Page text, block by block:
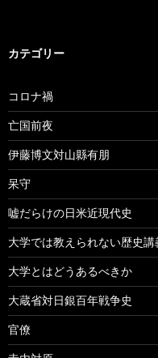
カテゴリー
コロナ禍
亡国前夜
伊藤博文対山縣有朋
呆守
嘘だらけの日米近現代史
大学では教えられない歴史講
大学とはどうあるべきか
大蔵省対日銀百年戦争史
官僚